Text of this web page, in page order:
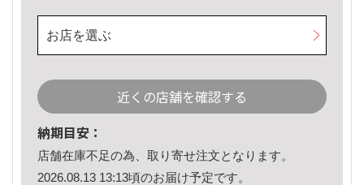
お店を選ぶ
近くの店舗を確認する
納期目安：
店舗在庫不足の為、取り寄せ注文となります。
2026.08.13 13:13頃のお届け予定です。